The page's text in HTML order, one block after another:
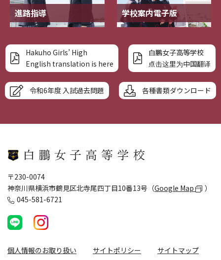
進路指導 学校案内電子版
Hakuho Girls’ High
English translation is here
白鵬女子高等学校
点击这里为中国翻译
令和6年度 入試過去問題 各種書類ダウンロード
〒230-0074
神奈川県横浜市鶴見区北寺尾四丁目10番13号（Google Map
）
045-581-6721
個人情報のお取り扱い サイトポリシー サイトマップ